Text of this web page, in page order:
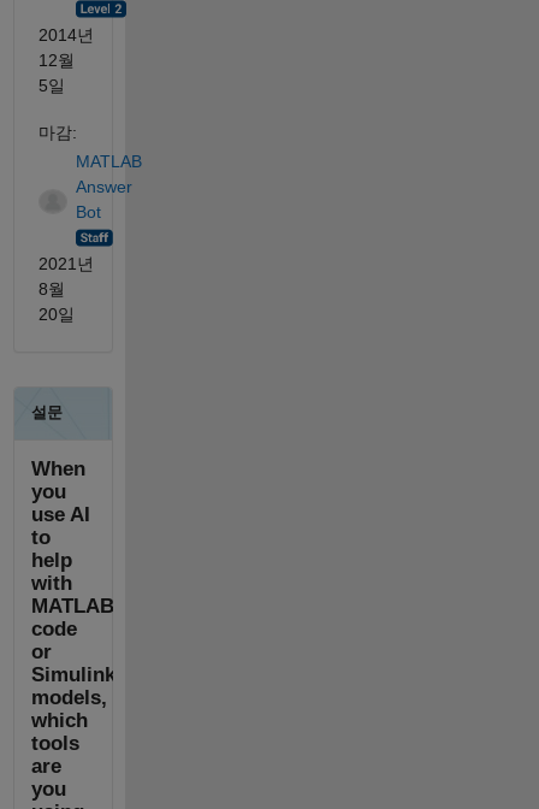
2014년
12월
5일
마감:
MATLAB
Answer
Bot
2021년
8월
20일